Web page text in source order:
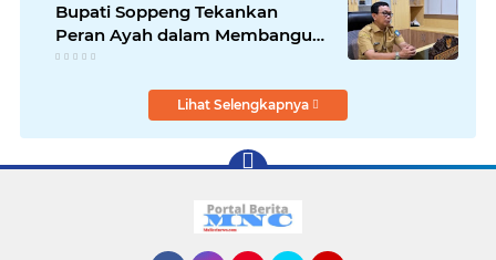
Bupati Soppeng Tekankan
Peran Ayah dalam Membangun
Generasi Unggul
Lihat Selengkapnya